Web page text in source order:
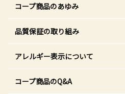
コープ商品のあゆみ
品質保証の取り組み
アレルギー表示について
コープ商品のQ&A